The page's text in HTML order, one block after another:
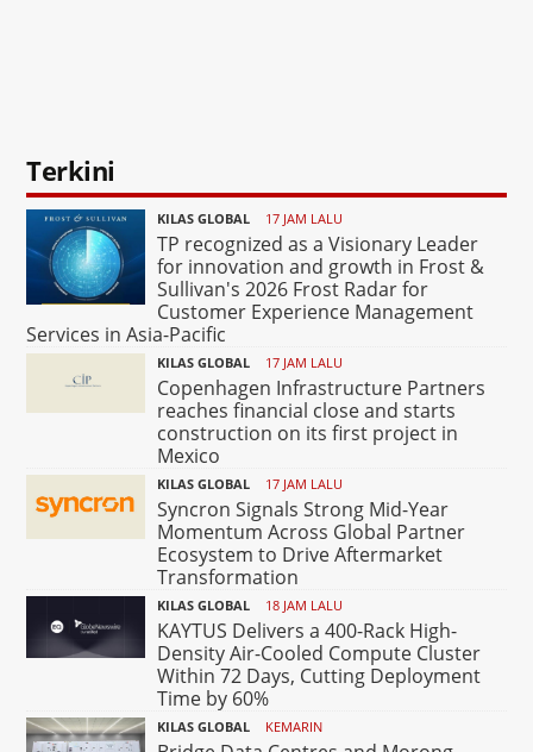
Terkini
KILAS GLOBAL 17 JAM LALU
TP recognized as a Visionary Leader
for innovation and growth in Frost &
Sullivan's 2026 Frost Radar for
Customer Experience Management
Services in Asia-Pacific
KILAS GLOBAL 17 JAM LALU
Copenhagen Infrastructure Partners
reaches financial close and starts
construction on its first project in
Mexico
KILAS GLOBAL 17 JAM LALU
Syncron Signals Strong Mid-Year
Momentum Across Global Partner
Ecosystem to Drive Aftermarket
Transformation
KILAS GLOBAL 18 JAM LALU
KAYTUS Delivers a 400-Rack High-
Density Air-Cooled Compute Cluster
Within 72 Days, Cutting Deployment
Time by 60%
KILAS GLOBAL KEMARIN